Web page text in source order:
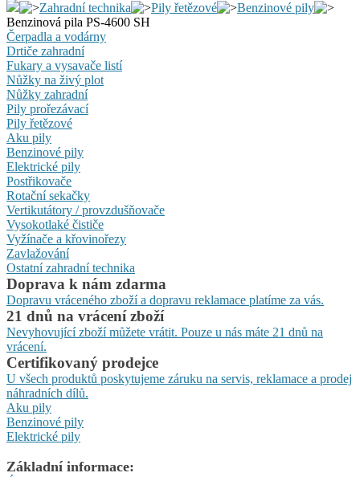
Zahradní technika
Pily řetězové
Benzinové pily
Benzinová pila PS-4600 SH
Čerpadla a vodárny
Drtiče zahradní
Fukary a vysavače listí
Nůžky na živý plot
Nůžky zahradní
Pily prořezávací
Pily řetězové
Aku pily
Benzinové pily
Elektrické pily
Postřikovače
Rotační sekačky
Vertikutátory / provzdušňovače
Vysokotlaké čističe
Vyžínače a křovinořezy
Zavlažování
Ostatní zahradní technika
Doprava k nám zdarma
Dopravu vráceného zboží a dopravu reklamace platíme za vás.
21 dnů na vrácení zboží
Nevyhovující zboží můžete vrátit. Pouze u nás máte 21 dnů na
vrácení.
Certifikovaný prodejce
U všech produktů poskytujeme záruku na servis, reklamace a prodej
náhradních dílů.
Aku pily
Benzinové pily
Elektrické pily
Základní informace: